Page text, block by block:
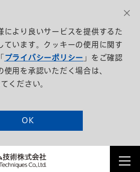
により良いサービスを提供するた
ています。クッキーの使用に関す
プライバシーポリシー 」をご確認
使用を承認いただく場合は、
ください。
OK